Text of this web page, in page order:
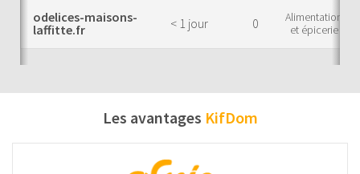
odelices-maisons-
laffitte.fr
< 1 jour 0
Alimentation
et épicerie
Les avantages KifDom